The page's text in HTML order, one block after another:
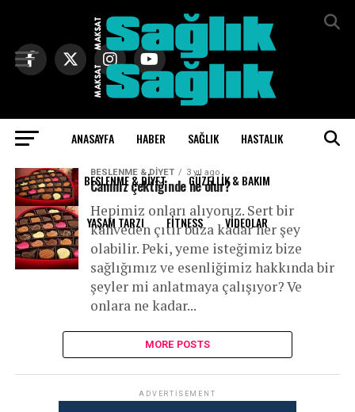
ANASAYFA HABER SAĞLIK HASTALIK
BESLENME & DIYET GÜZELLIK & BAKIM
YAŞAM TARZI FITNESS VIDEOLAR
All posts tagged "tatlı"
BESLENME & DIYET 3 yıl ago
Canınız çektiğinde ne olur?
Hepimiz onları alıyoruz. Sert bir
kahveden çıtır buza kadar her şey
olabilir. Peki, yeme isteğimiz bize
sağlığımız ve esenliğimiz hakkında bir
şeyler mi anlatmaya çalışıyor? Ve
onlara ne kadar...
MORE POSTS
ADVERTISEMENT
Exit mobile version